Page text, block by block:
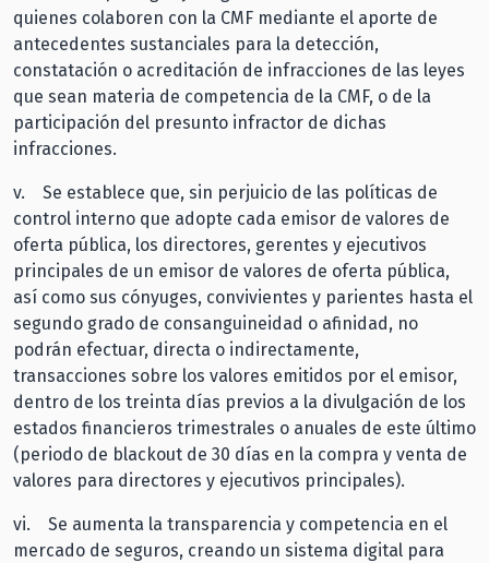
quienes colaboren con la CMF mediante el aporte de
antecedentes sustanciales para la detección,
constatación o acreditación de infracciones de las leyes
que sean materia de competencia de la CMF, o de la
participación del presunto infractor de dichas
infracciones.
v. Se establece que, sin perjuicio de las políticas de
control interno que adopte cada emisor de valores de
oferta pública, los directores, gerentes y ejecutivos
principales de un emisor de valores de oferta pública,
así como sus cónyuges, convivientes y parientes hasta el
segundo grado de consanguineidad o afinidad, no
podrán efectuar, directa o indirectamente,
transacciones sobre los valores emitidos por el emisor,
dentro de los treinta días previos a la divulgación de los
estados financieros trimestrales o anuales de este último
(periodo de blackout de 30 días en la compra y venta de
valores para directores y ejecutivos principales).
vi. Se aumenta la transparencia y competencia en el
mercado de seguros, creando un sistema digital para